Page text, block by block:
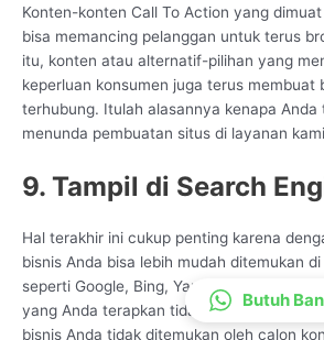
Konten-konten Call To Action yang
bisa memancing pelanggan untuk terus
itu, konten atau alternatif-pilihan yang
keperluan konsumen juga terus membuat
terhubung. Itulah alasannya kenapa Anda
menunda pembuatan situs di layanan
9. Tampil di Search
Hal terakhir ini cukup penting karena
bisnis Anda bisa lebih mudah ditemukan
seperti Google, Bing, Yandex, dan lainnya.
yang Anda terapkan tidak akan membawa
bisnis Anda tidak ditemukan oleh calon
Butuh